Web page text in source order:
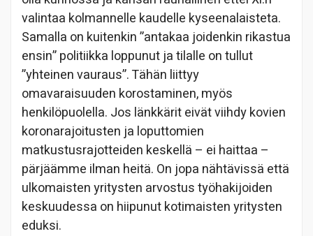
valintaa kolmannelle kaudelle kyseenalaisteta.
Samalla on kuitenkin ”antakaa joidenkin rikastua
ensin” politiikka loppunut ja tilalle on tullut
”yhteinen vauraus”. Tähän liittyy
omavaraisuuden korostaminen, myös
henkilöpuolella. Jos länkkärit eivät viihdy kovien
koronarajoitusten ja loputtomien
matkustusrajotteiden keskellä – ei haittaa –
pärjäämme ilman heitä. On jopa nähtävissä että
ulkomaisten yritysten arvostus työhakijoiden
keskuudessa on hiipunut kotimaisten yritysten
eduksi.